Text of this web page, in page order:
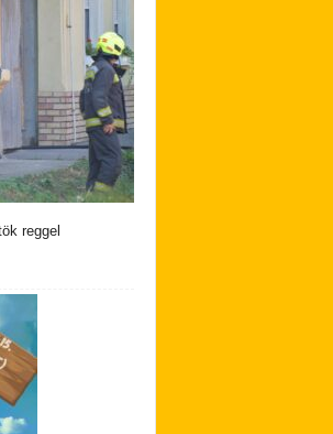
reggel